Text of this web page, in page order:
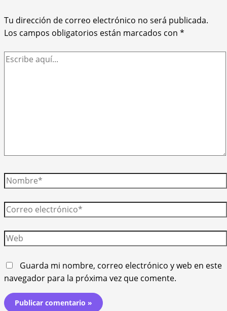
Tu dirección de correo electrónico no será publicada.
Los campos obligatorios están marcados con *
Escribe
Nombre*
Correo
electrónico*
Web
Guarda mi nombre, correo electrónico y web en este
navegador para la próxima vez que comente.